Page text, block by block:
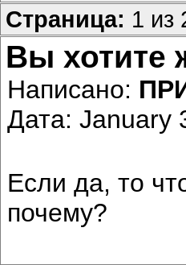
Страница: 1 из
Вы хотите
Написано:
Дата: January
Если да, то
почему?